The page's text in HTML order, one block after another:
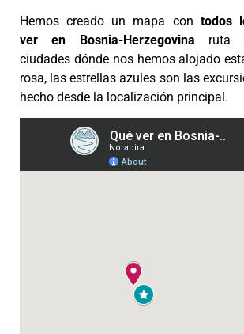
Hemos creado un mapa con todos
ver
en Bosnia-Herzegovina ruta
ciudades dónde nos hemos alojado
rosa, las estrellas azules son las
hecho desde la localización principal.